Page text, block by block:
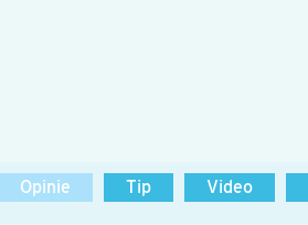
Opinie Tip Video